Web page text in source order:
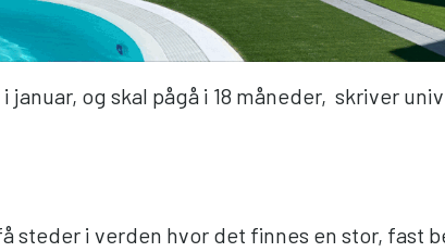
januar, og skal pågå i 18 måneder, skriver
steder i verden hvor det finnes en stor, fast